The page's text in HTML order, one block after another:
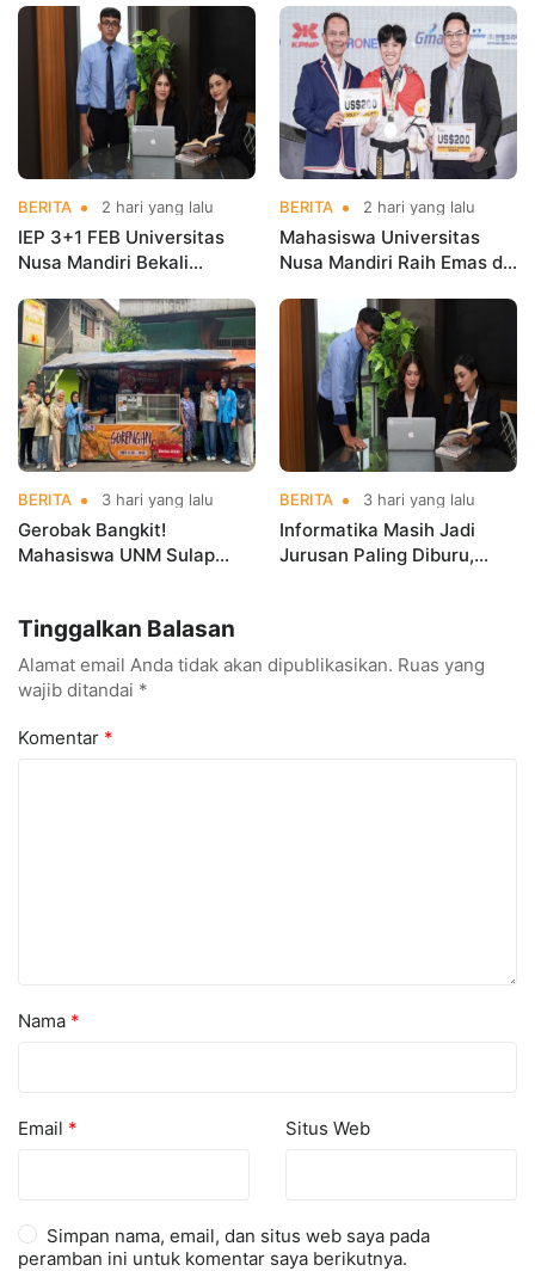
Kementerian Koperasi
Nama Kampus di Kejurnas
Taekwondo
BERITA 2 hari yang lalu
IEP 3+1 FEB Universitas
Nusa Mandiri Bekali
Kerja Sebelum Lulus
BERITA 2 hari yang lalu
Mahasiswa Universitas
Nusa Mandiri Raih Emas di
Indonesia Open
Championships 2026
BERITA 3 hari yang lalu
Gerobak Bangkit!
Mahasiswa UNM Sulap
BERITA 3 hari yang lalu
Informatika Masih Jadi
Jurusan Paling Diburu,
Tinggalkan Balasan
Alamat email Anda tidak akan dipublikasikan. Ruas yang
wajib ditandai *
Komentar *
Nama *
Email * Situs Web
Simpan nama, email, dan situs web saya pada
peramban ini untuk komentar saya berikutnya.